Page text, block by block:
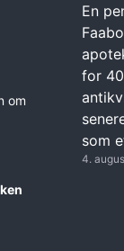
om
En
for
som
4.